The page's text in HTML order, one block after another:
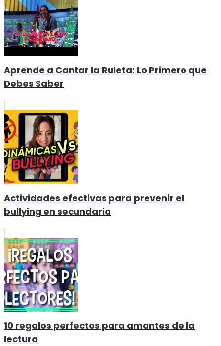
Aprende a Cantar la Ruleta: Lo Primero que
Debes Saber
Actividades efectivas para prevenir el
bullying en secundaria
10 regalos perfectos para amantes de la
lectura